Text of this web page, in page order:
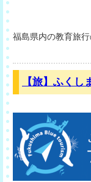
福島県内の教育旅行
【旅】ふく